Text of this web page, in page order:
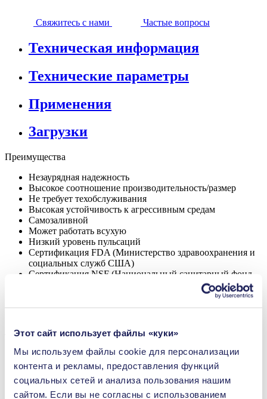
Этот сайт использует файлы «куки»
Мы используем файлы сookie для персонализации
контента и рекламы, предоставления функций
социальных сетей и анализа пользования нашим
сайтом. Если вы не согласны с использованием
Свяжитесь с нами Частые вопросы
Техническая информация
Технические параметры
Применения
Загрузки
Преимущества
Незаурядная надежность
Высокое соотношение производительность/размер
Не требует техобслуживания
Высокая устойчивость к агрессивным средам
Самозаливной
Может работать всухую
Низкий уровень пульсаций
Сертификация FDA (Министерство здравоохранения и
социальных служб США)
Сертификация NSF (Национальный санитарный фонд
Регулируемая производительность
Технические параметры
Низкий уровень пульсаций
Сертификация NSF (Национальный санитарный фонд
США)